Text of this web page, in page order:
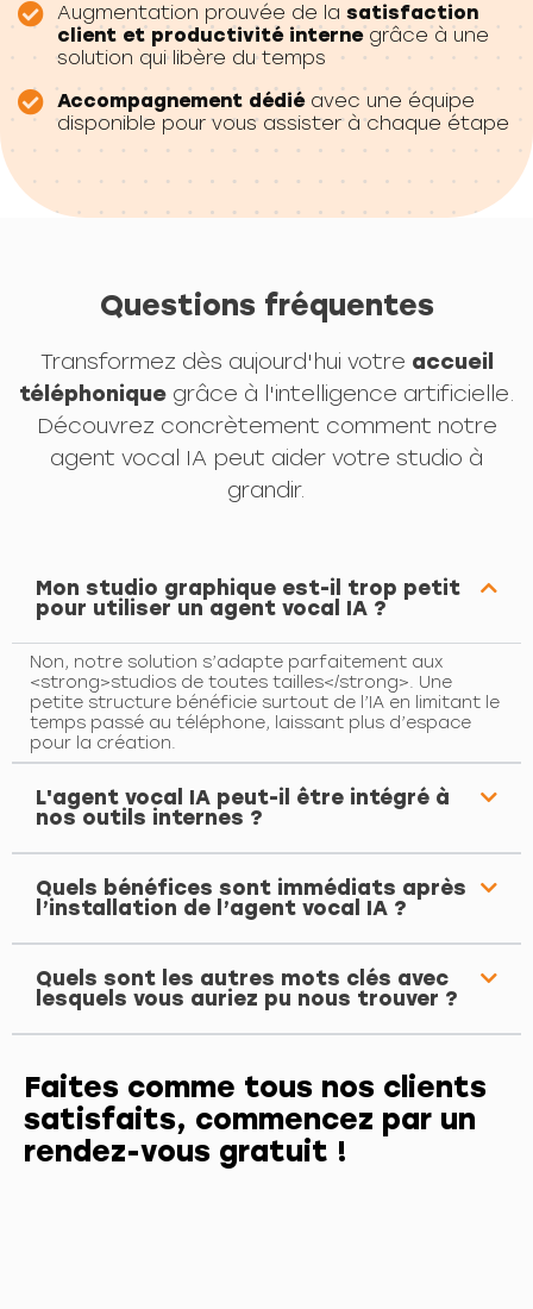
Augmentation prouvée de la satisfaction
client et productivité internegrâce à une
solution qui libère du temps
Accompagnement dédiéavec une équipe
disponible pour vous assister à chaque étape
Questions fréquentes
Transformez dès aujourd'hui votre accueil
téléphoniquegrâce à l'intelligence artificielle.
Découvrez concrètement comment notre
agent vocal IA peut aider votre studio à
grandir.
Mon studio graphique est-il trop petit
pour utiliser un agent vocal IA ?
Non, notre solution s’adapte parfaitement aux
<strong>studios de toutes tailles</strong>. Une
petite structure bénéficie surtout de l’IA en limitant le
temps passé au téléphone, laissant plus d’espace
pour la création.
L'agent vocal IA peut-il être intégré à
nos outils internes ?
Quels bénéfices sont immédiats après
l’installation de l’agent vocal IA ?
Quels sont les autres mots clés avec
lesquels vous auriez pu nous trouver ?
Faites comme tous nos clients
satisfaits, commencez par un
rendez-vous gratuit !